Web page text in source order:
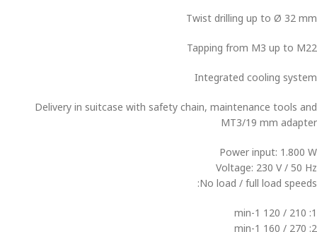
Twist drilling up to Ø 32 mm
Tapping from M3 up to M22
Integrated cooling system
Delivery in suitcase with safety chain, maintenance tools and
MT3/19 mm adapter
Power input: 1.800 W
Voltage: 230 V / 50 Hz
No load / full load speeds:
1: 210 / 120 min-1